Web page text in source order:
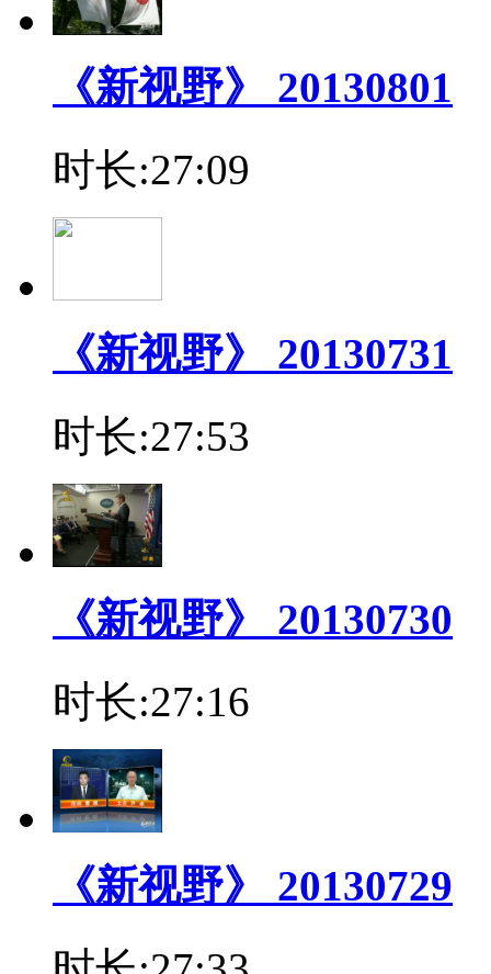
《新视野》 20130801
时长:27:09
《新视野》 20130731
时长:27:53
《新视野》 20130730
时长:27:16
《新视野》 20130729